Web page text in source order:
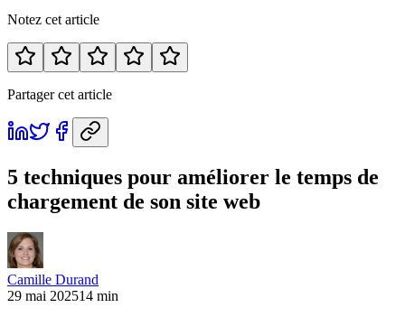
Notez cet article
Partager cet article
5 techniques pour améliorer le temps de
chargement de son site web
Camille Durand
29 mai 202514 min